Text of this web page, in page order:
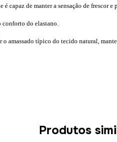
de manter a sensação de frescor e
do elastano.
o amassado típico do tecido natural,
Produtos